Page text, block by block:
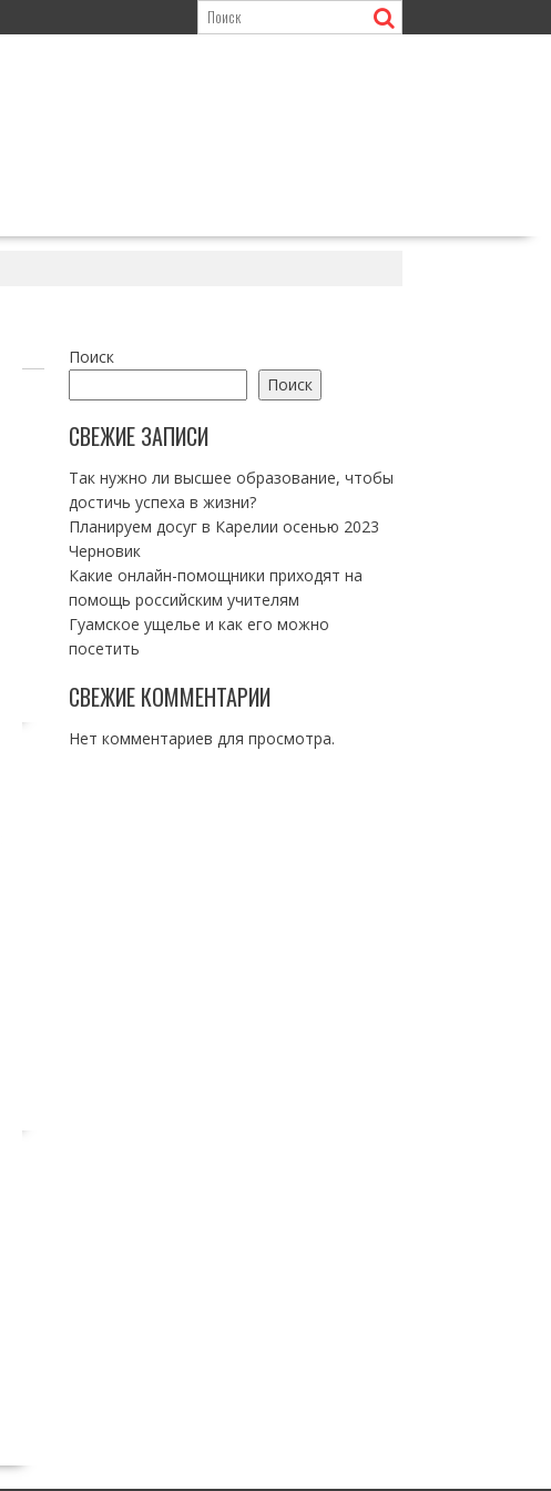
Поиск
Поиск
СВЕЖИЕ ЗАПИСИ
Так нужно ли высшее образование, чтобы
достичь успеха в жизни?
Планируем досуг в Карелии осенью 2023
Черновик
Какие онлайн-помощники приходят на
помощь российским учителям
Гуамское ущелье и как его можно
посетить
СВЕЖИЕ КОММЕНТАРИИ
Нет комментариев для просмотра.